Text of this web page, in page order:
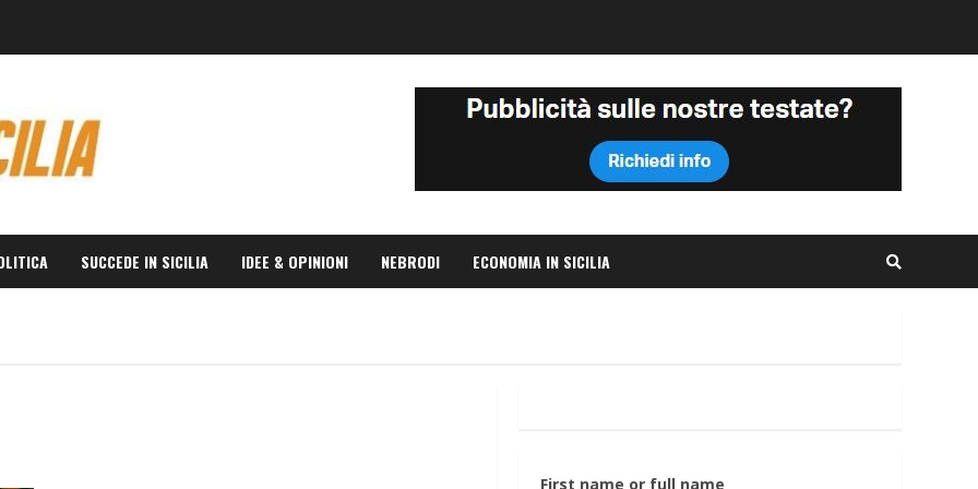
SUCCEDE IN SICILIA IDEE & OPINIONI NEBRODI ECONOMIA IN SICILIA
First name or full name